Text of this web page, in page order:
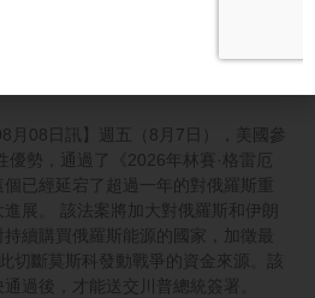
月08日訊】週五（8月7日），美國參
優勢，通過了《2026年林賽·格雷厄
已經延宕了超過一年的對俄羅斯重
展。 該法案將加大對俄羅斯和伊朗
續購買俄羅斯能源的國家，加徵最
切斷莫斯科發動戰爭的資金來源。該
過後，才能送交川普總統簽署。